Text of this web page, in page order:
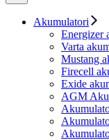
Akumulatori
Energizer
Varta
Mustang
Firecell
Exide
AGM